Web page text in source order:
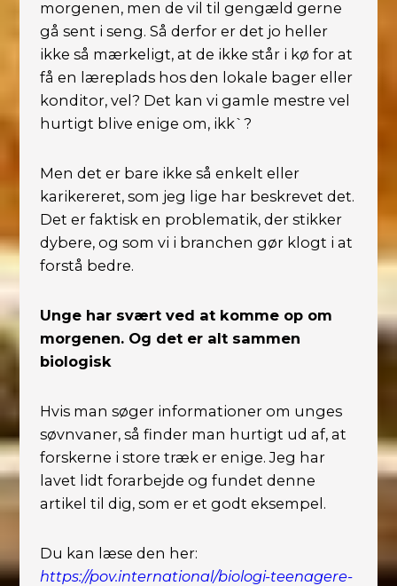
morgenen, men de vil til gengæld gerne
gå sent i seng. Så derfor er det jo heller
ikke så mærkeligt, at de ikke står i kø for at
få en læreplads hos den lokale bager eller
konditor, vel? Det kan vi gamle mestre vel
hurtigt blive enige om, ikk`?
Men det er bare ikke så enkelt eller
karikereret, som jeg lige har beskrevet det.
Det er faktisk en problematik, der stikker
dybere, og som vi i branchen gør klogt i at
forstå bedre.
Unge har svært ved at komme op om
morgenen. Og det er alt sammen
biologisk
Hvis man søger informationer om unges
søvnvaner, så finder man hurtigt ud af, at
forskerne i store træk er enige. Jeg har
lavet lidt forarbejde og fundet denne
artikel til dig, som er et godt eksempel.
Du kan læse den her:
https://pov.international/biologi-teenagere-